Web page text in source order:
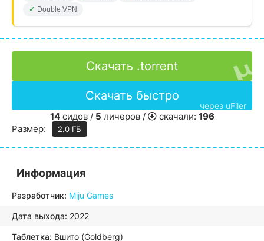
Double VPN
Скачать .torrent
Скачать быстро
через uFiler
14сидов / 5 личеров / скачали: 196
Размер:
2.0 ГБ
Информация
Разработчик: Miju Games
Дата выхода: 2022
Таблетка: Вшито (Goldberg)